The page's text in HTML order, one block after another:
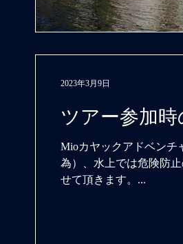
ツアー参加
Mioカヤックアドベンチ
為）、水上では危険防
せて頂きます。...
2023年3月9日